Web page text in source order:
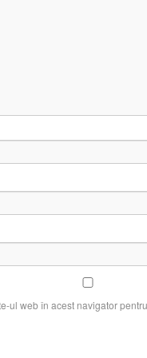
ul web în acest navigator